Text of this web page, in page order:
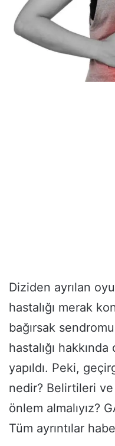
Diziden ayrılan
hastalığı merak
bağırsak
hastalığı
yapıldı. Peki,
nedir? Belirtileri
önlem almalıyız?
Tüm ayrıntılar